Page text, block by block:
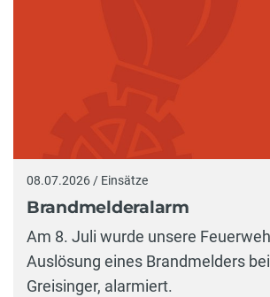
08.07.2026 / Einsätze
Brandmelderalarm
Am 8. Juli wurde unsere
Auslösung eines Brandmelders
Greisinger, alarmiert.